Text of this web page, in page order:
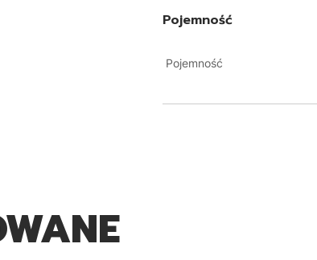
Pojemność
Pojemność